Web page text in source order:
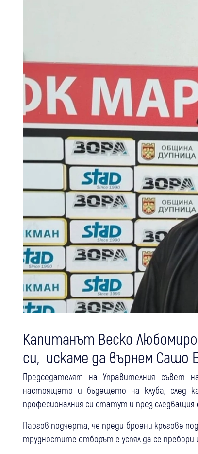
Капитанът Веско
си, искаме да върнем Сашо
Председателят на Управителния съвет
настоящето и бъдещето на клуба, след
професионалния си статут и през следващия
Паргов подчерта, че преди броени кръгове
трудностите отборът е успял да се